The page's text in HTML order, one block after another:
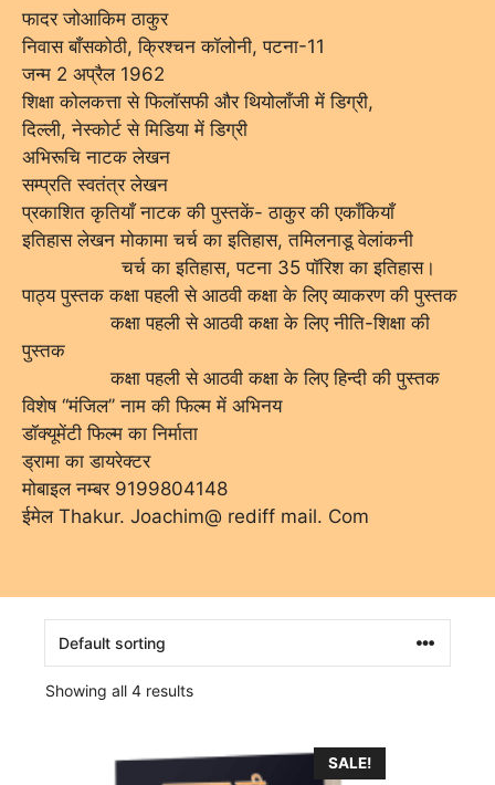
फादर जोआकिम ठाकुर
निवास बाँसकोठी, क्रिश्चन कॉलोनी, पटना-11
जन्म 2 अप्रैल 1962
शिक्षा कोलकत्ता से फिलॉसफी और थियोलाँजी में डिग्री,
दिल्ली, नेस्कोर्ट से मिडिया में डिग्री
अभिरूचि नाटक लेखन
सम्प्रति स्वतंत्र लेखन
प्रकाशित कृतियाँ नाटक की पुस्तकें- ठाकुर की एकाँकियाँ
इतिहास लेखन मोकामा चर्च का इतिहास, तमिलनाडू वेलांकनी
चर्च का इतिहास, पटना 35 पॉरिश का इतिहास।
पाठ्य पुस्तक कक्षा पहली से आठवी कक्षा के लिए व्याकरण की पुस्तक
कक्षा पहली से आठवी कक्षा के लिए नीति-शिक्षा की
पुस्तक
कक्षा पहली से आठवी कक्षा के लिए हिन्दी की पुस्तक
विशेष ‘‘मंजिल’’ नाम की फिल्म में अभिनय
डॉक्यूमेंटी फिल्म का निर्माता
ड्रामा का डायरेक्टर
मोबाइल नम्बर 9199804148
ईमेल Thakur. Joachim@ rediff mail. Com
Showing all 4 results
SALE!